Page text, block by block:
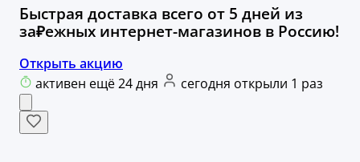
Быстрая доставка всего от 5 дней из
за₽ежных интернет-магазинов в Россию!
Открыть акцию
активен ещё 24 дня
сегодня открыли 1 раз